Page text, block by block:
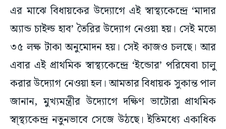
এর মাঝে বিধায়কের উদ্যোগে এই স্বাস্থ্যকেন্দ্রে ‘মাদার
অ্যান্ড চাইল্ড হাব’ তৈরির উদ্যোগ নেওয়া হয়। সেই মতো
৩৫ লক্ষ টাকা অনুমোদন হয়। সেই কাজও চলছে। আর
এবার এই প্রাথমিক স্বাস্থ্যকেন্দ্রে ‘ইন্ডোর’ পরিষেবা চালু
করার উদ্যোগ নেওয়া হল। আমতার বিধায়ক সুকান্ত পাল
জানান, মুখ্যমন্ত্রীর উদ্যোগে দক্ষিণ ভাটোরা প্রাথমিক
স্বা্স্থ্যকেন্দ্র নতুনভাবে সেজে উঠছে। ইতিমধ্যে একাধিক